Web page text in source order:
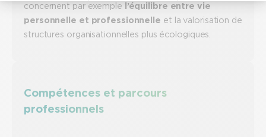
concernent par exemple l’équilibre entre vie
personnelle et professionnelle et la valorisation de
structures organisationnelles plus écologiques.
Compétences et parcours
professionnels